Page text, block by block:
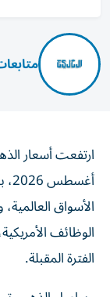
الأسواق
الوظائف
الفترة المقبلة.
ويواصل الذهب